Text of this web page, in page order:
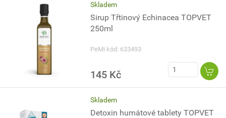
Skladem
Sirup Třtinový Echinacea TOPVET
250ml
PeMi kód: 633493
145 Kč
Skladem
Detoxin humátové tablety TOPVET